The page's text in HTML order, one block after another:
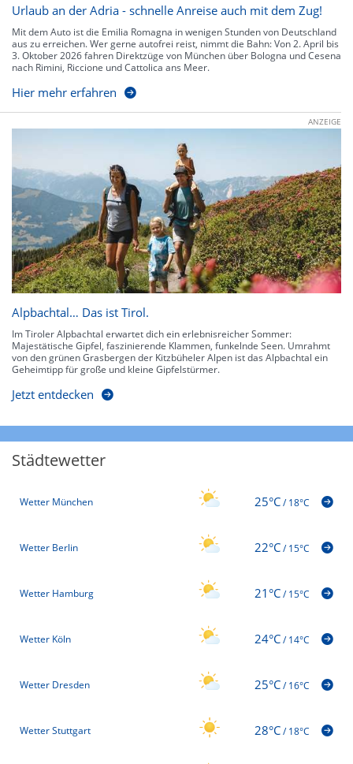
Urlaub an der Adria - schnelle Anreise auch mit dem Zug!
Mit dem Auto ist die Emilia Romagna in wenigen Stunden von Deutschland
aus zu erreichen. Wer gerne autofrei reist, nimmt die Bahn: Von 2. April bis
3. Oktober 2026 fahren Direktzüge von München über Bologna und Cesena
nach Rimini, Riccione und Cattolica ans Meer.
Hier mehr erfahren
ANZEIGE
Alpbachtal… Das ist Tirol.
Im Tiroler Alpbachtal erwartet dich ein erlebnisreicher Sommer:
Majestätische Gipfel, faszinierende Klammen, funkelnde Seen. Umrahmt
von den grünen Grasbergen der Kitzbüheler Alpen ist das Alpbachtal ein
Geheimtipp für große und kleine Gipfelstürmer.
Jetzt entdecken
Städtewetter
Wetter München 25°C/18°C
Wetter Berlin 22°C/15°C
Wetter Hamburg 21°C/15°C
Wetter Köln 24°C/14°C
Wetter Dresden 25°C/16°C
Wetter Stuttgart 28°C/18°C